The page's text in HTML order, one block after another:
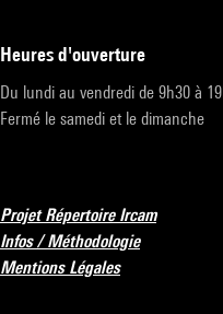
heures d'ouverture
Du lundi au vendredi de 9h30 à
Fermé le samedi et le dimanche
Projet Répertoire Ircam
Infos / Méthodologie
Mentions Légales